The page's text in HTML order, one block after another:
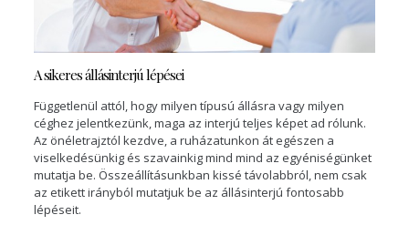
A sikeres állásinterjú lépései
Függetlenül attól, hogy milyen típusú állásra vagy milyen
céghez jelentkezünk, maga az interjú teljes képet ad rólunk.
Az önéletrajztól kezdve, a ruházatunkon át egészen a
viselkedésünkig és szavainkig mind mind az egyéniségünket
mutatja be. Összeállításunkban kissé távolabbról, nem csak
az etikett irányból mutatjuk be az állásinterjú fontosabb
lépéseit.